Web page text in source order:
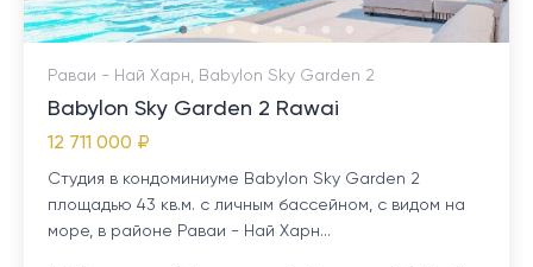
Раваи - Най Харн, Babylon Sky Garden 2
Babylon Sky Garden 2 Rawai
12 711 000 ₽
Студия в кондоминиуме Babylon Sky Garden 2
площадью 43 кв.м. с личным бассейном, с видом на
море, в районе Раваи - Най Харн...